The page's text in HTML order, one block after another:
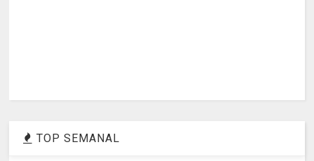
TOP SEMANAL